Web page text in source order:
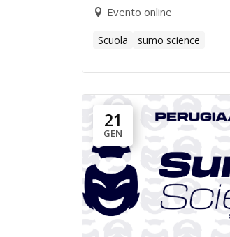
Evento online
Scuola sumo science
21
GEN